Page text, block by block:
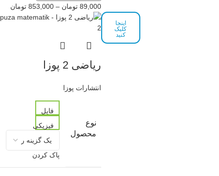
اینجا
کلیک
کنید
89,000 تومان –
853,000 تومان
ریاضی 2 پوزا
انتشارات پوزا
نوع
محصول
فایل
فیزیکی
پاک کردن